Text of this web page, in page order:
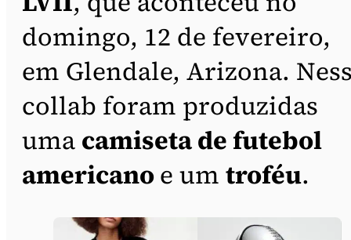
domingo, 12 de fevereiro,
em Glendale, Arizona.
collab foram produzidas
uma camiseta de futebol
americanoe um troféu.